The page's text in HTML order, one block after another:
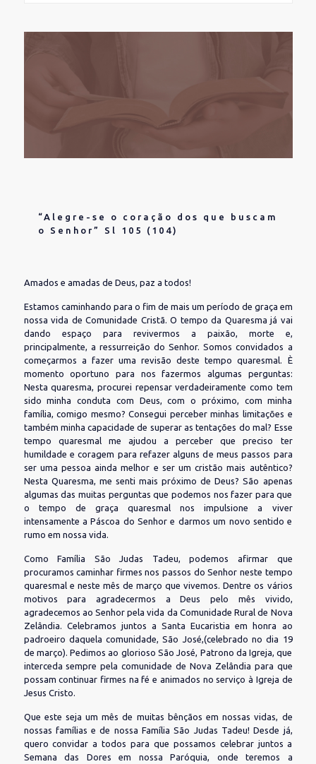
“Alegre-se o coração dos que buscam
o Senhor” Sl 105 (104)
Amados e amadas de Deus, paz a todos!
Estamos caminhando para o fim de mais um período de graça em
nossa vida de Comunidade Cristã. O tempo da Quaresma já vai
dando espaço para revivermos a paixão, morte e,
principalmente, a ressurreição do Senhor. Somos convidados a
começarmos a fazer uma revisão deste tempo quaresmal. È
momento oportuno para nos fazermos algumas perguntas:
Nesta quaresma, procurei repensar verdadeiramente como tem
sido minha conduta com Deus, com o próximo, com minha
família, comigo mesmo? Consegui perceber minhas limitações e
também minha capacidade de superar as tentações do mal? Esse
tempo quaresmal me ajudou a perceber que preciso ter
humildade e coragem para refazer alguns de meus passos para
ser uma pessoa ainda melhor e ser um cristão mais autêntico?
Nesta Quaresma, me senti mais próximo de Deus? São apenas
algumas das muitas perguntas que podemos nos fazer para que
o tempo de graça quaresmal nos impulsione a viver
intensamente a Páscoa do Senhor e darmos um novo sentido e
rumo em nossa vida.
Como Família São Judas Tadeu, podemos afirmar que
procuramos caminhar firmes nos passos do Senhor neste tempo
quaresmal e neste mês de março que vivemos. Dentre os vários
motivos para agradecermos a Deus pelo mês vivido,
agradecemos ao Senhor pela vida da Comunidade Rural de Nova
Zelândia. Celebramos juntos a Santa Eucaristia em honra ao
padroeiro daquela comunidade, São José,(celebrado no dia 19
de março). Pedimos ao glorioso São José, Patrono da Igreja, que
interceda sempre pela comunidade de Nova Zelândia para que
possam continuar firmes na fé e animados no serviço à Igreja de
Jesus Cristo.
Que este seja um mês de muitas bênçãos em nossas vidas, de
nossas famílias e de nossa Família São Judas Tadeu! Desde já,
quero convidar a todos para que possamos celebrar juntos a
Semana das Dores em nossa Paróquia, onde teremos a